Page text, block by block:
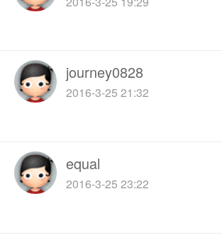
journey0828
2016-3-25 21:32
equal
2016-3-25 23:22